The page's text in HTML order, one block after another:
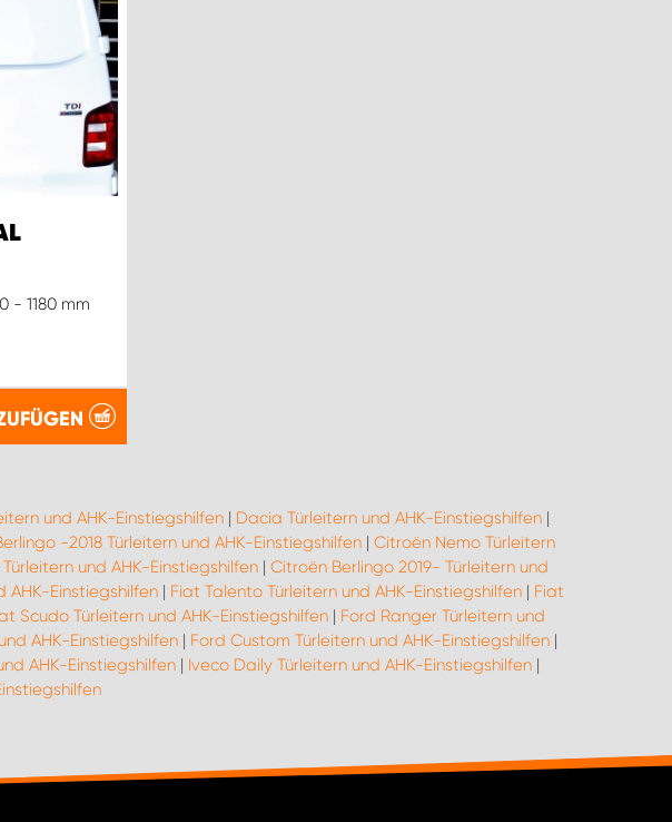
- 1180 mm
und AHK-Einstiegshilfen | Dacia Türleitern und AHK-Einstiegshilfen |
-2018 Türleitern und AHK-Einstiegshilfen | Citroën Nemo Türleitern
und AHK-Einstiegshilfen| Citroën Berlingo 2019- Türleitern und
AHK-Einstiegshilfen| Fiat Talento Türleitern und AHK-Einstiegshilfen| Fiat
Scudo Türleitern und AHK-Einstiegshilfen | Ford Ranger Türleitern und
AHK-Einstiegshilfen | Ford Custom Türleitern und AHK-Einstiegshilfen |
AHK-Einstiegshilfen | Iveco Daily Türleitern und AHK-Einstiegshilfen |